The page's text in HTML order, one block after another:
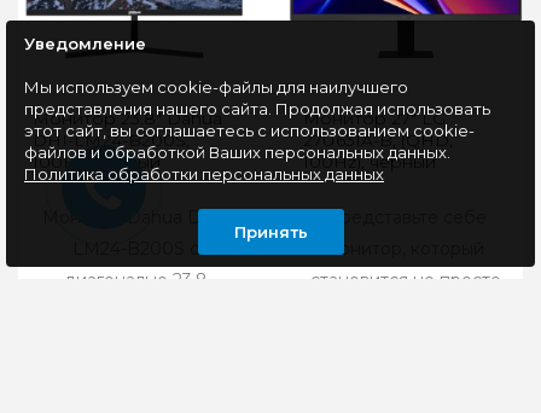
Монитор 23.8" Dahua
DHI-LM24-B200S,
100Hz, черный
Монитор Dahua DHI-
LM24-B200S с
диагональю 23,8
Монитор 27" LG
27U631A-B, (QHD,
100Hz), черный
Представьте себе
монитор, который
становится не просто
Уведомление
Мы используем cookie-файлы для наилучшего
представления нашего сайта. Продолжая использовать
этот сайт, вы соглашаетесь с использованием cookie-
файлов и обработкой Ваших персональных данных.
Политика обработки персональных данных
Принять